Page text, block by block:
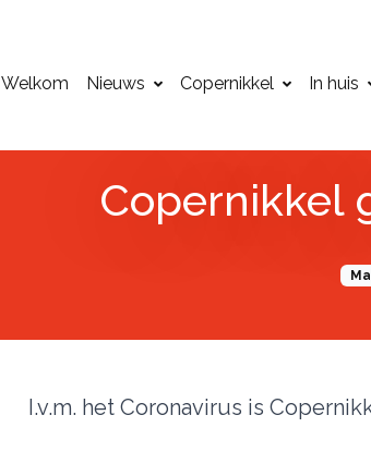
Welkom Nieuws Copernikkel In huis
Copernikkel
I.v.m. het Coronavirus is